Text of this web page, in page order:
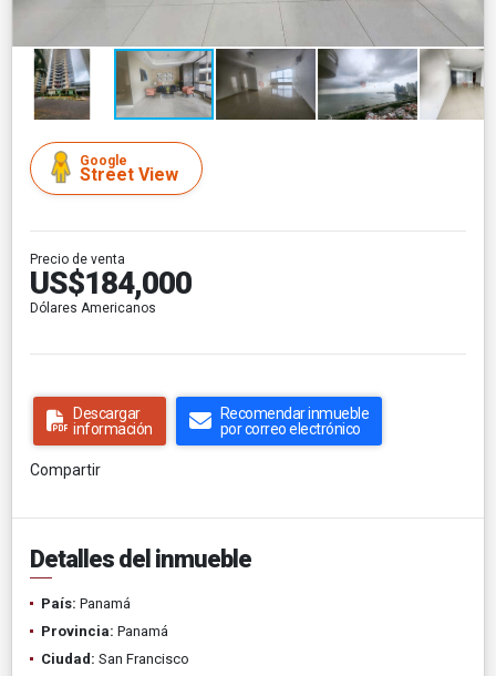
Google
Street View
Precio de venta
US$184,000
Dólares Americanos
Descargar
información
Recomendar inmueble
por correo electrónico
Compartir
Detalles del inmueble
País: Panamá
Provincia: Panamá
Ciudad: San Francisco